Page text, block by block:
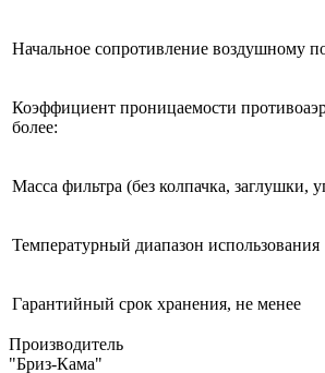
Начальное сопротивление воздушному
Коэффициент проницаемости
более:
Масса фильтра (без колпачка, заглушки,
Температурный диапазон использования
Гарантийный срок хранения, не менее
Производитель
"Бриз-Кама"